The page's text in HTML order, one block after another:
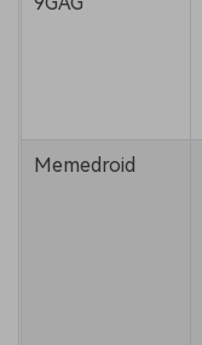
Memedroid